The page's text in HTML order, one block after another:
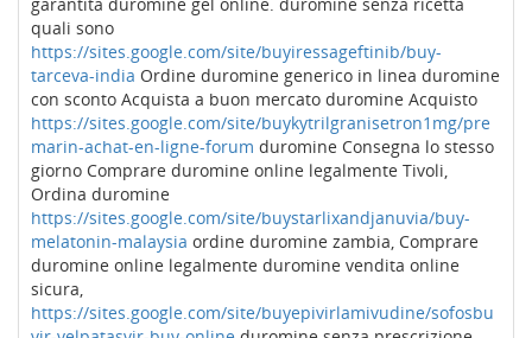
quali sono
https://sites.google.com/site/buyiressageftinib/buy-
tarceva-india Ordine duromine generico in linea duromine
con sconto Acquista a buon mercato duromine Acquisto
https://sites.google.com/site/buykytrilgranisetron1mg/pre
marin-achat-en-ligne-forum duromine Consegna lo stesso
giorno Comprare duromine online legalmente Tivoli,
Ordina duromine
https://sites.google.com/site/buystarlixandjanuvia/buy-
melatonin-malaysia ordine duromine zambia, Comprare
duromine online legalmente duromine vendita online
sicura,
https://sites.google.com/site/buyepivirlamivudine/sofosbu